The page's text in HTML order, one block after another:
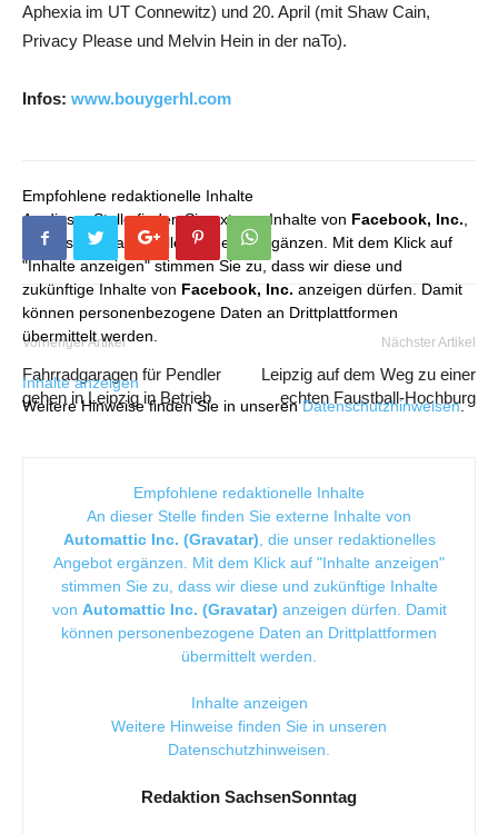
Aphexia im UT Connewitz) und 20. April (mit Shaw Cain,
Privacy Please und Melvin Hein in der naTo).
Infos: www.bouygerhl.com
Empfohlene redaktionelle Inhalte
An dieser Stelle finden Sie externe Inhalte von Facebook, Inc.
die unser redaktionelles Angebot ergänzen. Mit dem Klick auf
"Inhalte anzeigen" stimmen Sie zu, dass wir diese und
zukünftige Inhalte von Facebook, Inc. anzeigen dürfen. Damit
können personenbezogene Daten an Drittplattformen
übermittelt werden.
Inhalte anzeigen
Weitere Hinweise finden Sie in unserenDatenschutzhinweisen.
Vorheriger Artikel
Fahrradgaragen für Pendler
gehen in Leipzig in Betrieb
Nächster Artikel
Leipzig auf dem Weg zu einer
echten Faustball-Hochburg
Empfohlene redaktionelle Inhalte
An dieser Stelle finden Sie externe Inhalte von
Automattic Inc. (Gravatar) , die unser redaktionelles
Angebot ergänzen. Mit dem Klick auf "Inhalte anzeigen"
stimmen Sie zu, dass wir diese und zukünftige Inhalte
von Automattic Inc. (Gravatar) anzeigen dürfen. Damit
können personenbezogene Daten an Drittplattformen
übermittelt werden.
Inhalte anzeigen
Weitere Hinweise finden Sie in unseren
Datenschutzhinweisen
Redaktion SachsenSonntag